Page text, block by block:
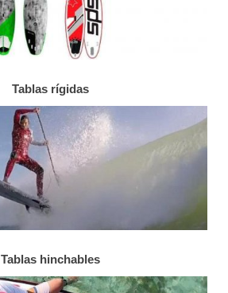
Tablas rígidas
Tablas hinchables